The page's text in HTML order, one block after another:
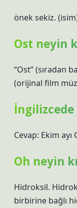
önek sekiz.
Ost neyin
“Ost” (sıradan
(orijinal film
İngilizcede
Cevap: Ekim ayı
Oh neyin
Hidroksil.
birbirine bağlı